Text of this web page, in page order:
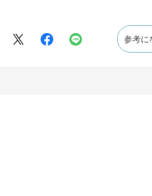
参考に